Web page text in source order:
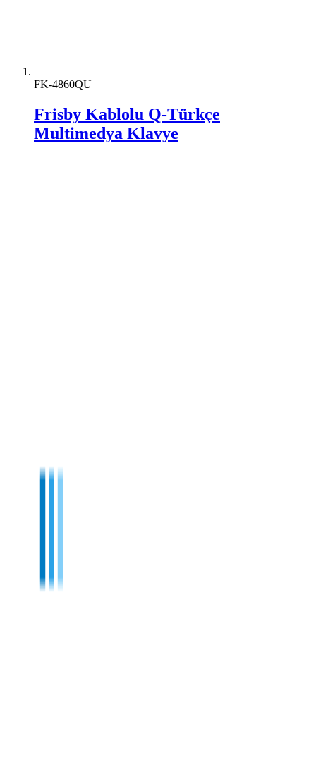
FK-4860QU
Frisby Kablolu Q-Türkçe
Multimedya Klavye